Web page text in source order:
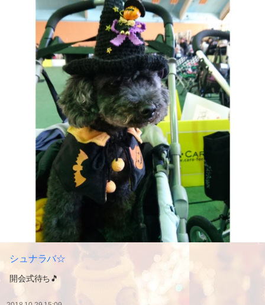
シュナラバ☆
開会式待ち🎵